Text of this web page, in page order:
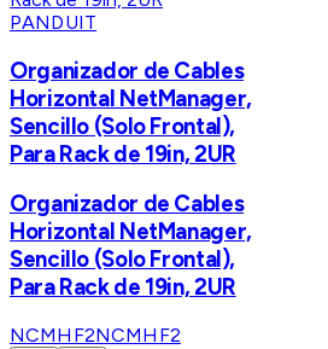
PANDUIT
Organizador de Cables
Horizontal NetManager,
Sencillo (Solo Frontal),
Para Rack de 19in, 2UR
Organizador de Cables
Horizontal NetManager,
Sencillo (Solo Frontal),
Para Rack de 19in, 2UR
NCMHF2NCMHF2